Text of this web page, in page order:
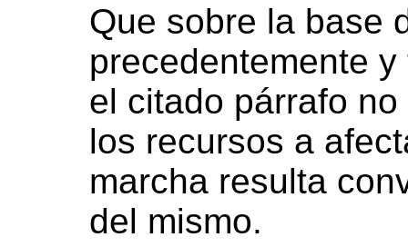
Que sobre la base
precedentemente
el citado párrafo
los recursos a
marcha resulta
del mismo.